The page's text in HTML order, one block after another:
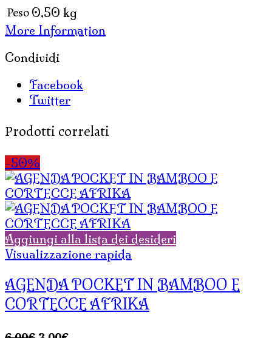
quantità
Peso 0,50 kg
More Information
Condividi
Facebook
Twitter
Prodotti correlati
-50%
Aggiungi alla lista dei desideri
Visualizzazione rapida
AGENDA POCKET IN BAMBOO E
CORTECCE AFRIKA